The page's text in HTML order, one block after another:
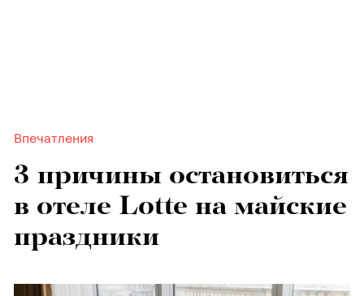
Впечатления
3 причины остановиться
в отеле Lotte на майские
праздники